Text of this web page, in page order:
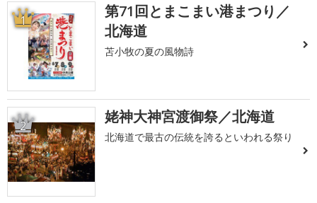
1
第71回とまこまい港まつり／
北海道
苫小牧の夏の風物詩
2 姥神大神宮渡御祭／北海道
北海道で最古の伝統を誇るといわれる祭り